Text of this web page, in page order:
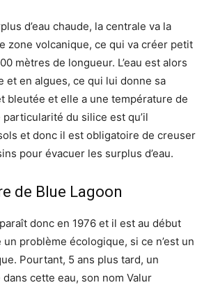
d’eau chaude, la centrale va la
zone volcanique, ce qui va créer petit
mètres de longueur. L’eau est alors
et en algues, ce qui lui donne sa
bleutée et elle a une température de
particularité du silice est qu’il
et donc il est obligatoire de creuser
pour évacuer les surplus d’eau.
de Blue Lagoon
donc en 1976 et il est au début
problème écologique, si ce n’est un
Pourtant, 5 ans plus tard, un
cette eau, son nom Valur